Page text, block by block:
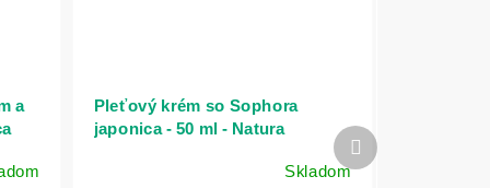
a
Pleťový krém so Sophora
japonica - 50 ml - Natura
Skladom
Ďalší
produkt